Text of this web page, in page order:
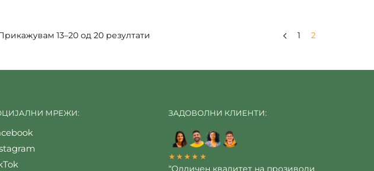
13–20 од 20 резултати 1 2
МРЕЖИ: ЗАДОВОЛНИ КЛИЕНТИ:
★★★★★
“Одличен квалитет на прозиводи